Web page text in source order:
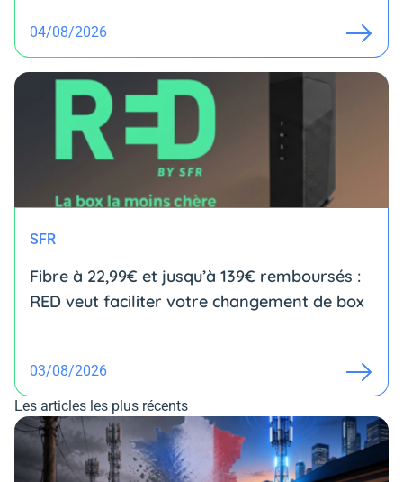
04/08/2026
SFR
Fibre à 22,99€ et jusqu’à 139€ remboursés :
RED veut faciliter votre changement de box
03/08/2026
Les articles les plus récents